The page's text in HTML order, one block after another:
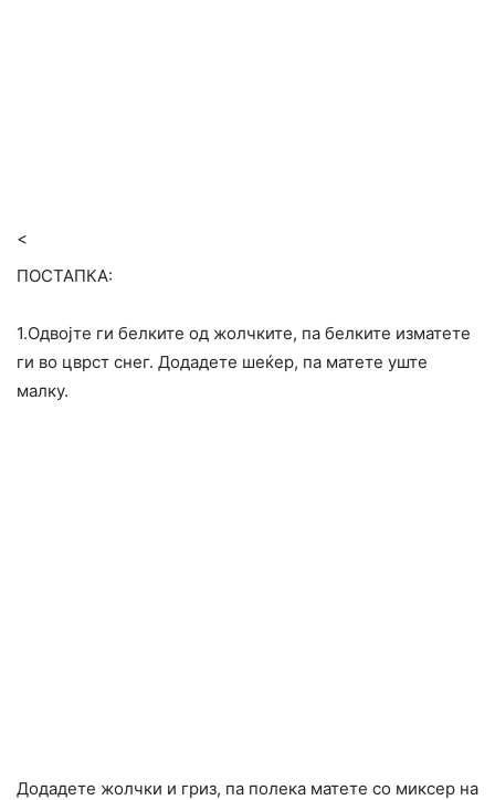
<
ПОСТАПКА:
1.Одвојте ги белките од жолчките, па белките изматете
ги во цврст снег. Додадете шеќер, па матете уште
малку.
Додадете жолчки и гриз, па полека матете со миксер на